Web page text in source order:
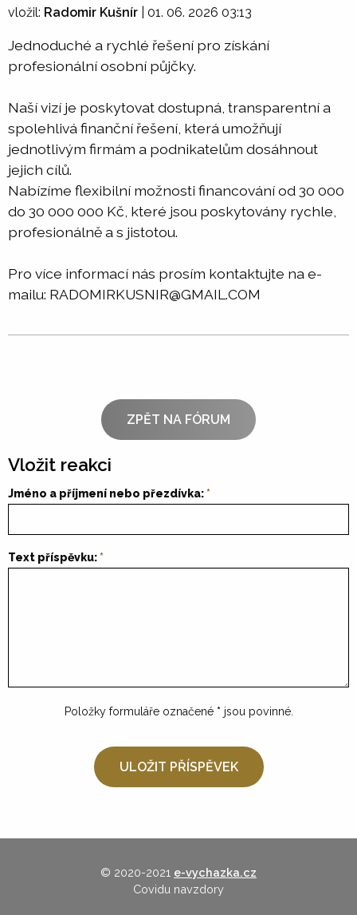
vložil: Radomir Kušnír 01. 06. 2026 03:13
Jednoduché a rychlé řešení pro získání
profesionální osobní půjčky.
Naší vizí je poskytovat dostupná, transparentní a
spolehlivá finanční řešení, která umožňují
jednotlivým firmám a podnikatelům dosáhnout
jejich cílů.
Nabízíme flexibilní možnosti financování od 30 000
do 30 000 000 Kč, které jsou poskytovány rychle,
profesionálně a s jistotou.
Pro více informací nás prosím kontaktujte na e-
mailu: RADOMIRKUSNIR@GMAIL.COM
ZPĚT NA FÓRUM
Vložit reakci
Jméno a příjmení nebo přezdívka:
Text příspěvku:
Položky formuláře označené * jsou povinné.
© 2020-2021 e-vychazka.cz
Covidu navzdory